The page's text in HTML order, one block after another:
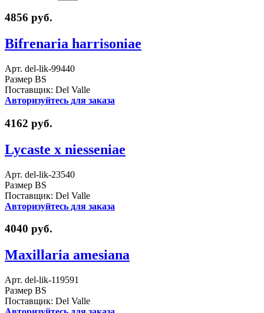
4856 руб.
Bifrenaria harrisoniae
Арт. del-lik-99440
Размер BS
Поставщик: Del Valle
Авторизуйтесь для заказа
4162 руб.
Lycaste x niesseniae
Арт. del-lik-23540
Размер BS
Поставщик: Del Valle
Авторизуйтесь для заказа
4040 руб.
Maxillaria amesiana
Арт. del-lik-119591
Размер BS
Поставщик: Del Valle